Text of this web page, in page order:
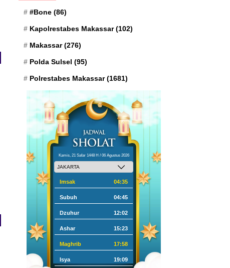
#Bone (86)
Kapolrestabes Makassar(102)
Makassar(276)
Polda Sulsel (95)
Polrestabes Makassar(1681)
Kamis, 21 Safar 1448 H / 06 Agustus 2026
Imsak 04:35
Subuh 04:45
Dzuhur 12:02
Ashar 15:23
Maghrib 17:58
Isya 19:09